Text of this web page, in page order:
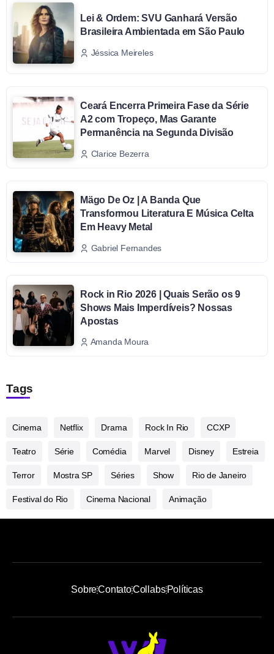
Lei & Ordem: SVU Ganhará Versão
Brasileira Ambientada em São Paulo
Jéssica Meireles
Ceará Encerra Primeira Fase da Série
A2 com Tropeço, Mas Garante
Permanência na Segunda Divisão
Clarice Bezerra
Mägo De Oz | A Banda Que
Transformou Literatura E Música Celta
Em Heavy Metal
Gabriel Fernandes
Rock in Rio 2026 | Quais Serão os 9
Shows Mais Imperdíveis? Nossas
Apostas
Amanda Moura
Tags
Cinema Netflix Drama Rock In Rio CCXP
Teatro Série Comédia Marvel Disney Estreia
Terror Mostra SP Séries Show Rio de Janeiro
Festival do Rio Cinema Nacional Animação
SobreContatoCollabsPolíticas